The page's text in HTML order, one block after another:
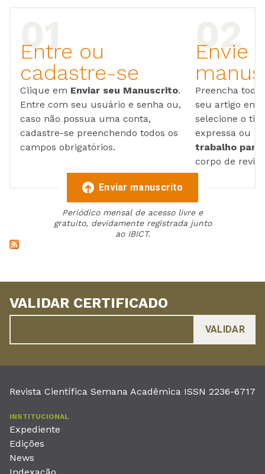
Entre ou
cadastre-se
Clique em Enviar seu Manuscrito.
Entre com seu usuário e senha ou,
caso não possua uma conta,
cadastre-se preenchendo todos os
campos obrigatórios.
Envie
Preencha
seu artigo em
selecione o
expressa ou
trabalho para
corpo de
Enviar manuscrito
Periódico mensal de acesso livre e
gratuito, devidamente registrada junto
ao IBICT.
VALIDAR CERTIFICADO
Revista Científica Semana Acadêmica ISSN 2236-6717
INSTITUCIONAL
Expediente
Edições
News